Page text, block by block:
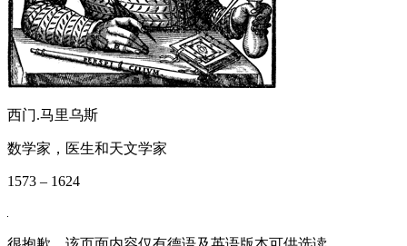
西门.马里乌斯
数学家，医生和天文学家
1573 – 1624